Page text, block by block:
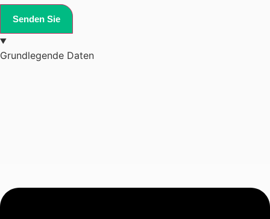
Senden Sie
Grundlegende Daten